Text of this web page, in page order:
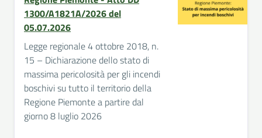
1300/A1821A/2026 del
05.07.2026
Legge regionale 4 ottobre 2018, n.
15 – Dichiarazione dello stato di
massima pericolosità per gli incendi
boschivi su tutto il territorio della
Regione Piemonte a partire dal
giorno 8 luglio 2026